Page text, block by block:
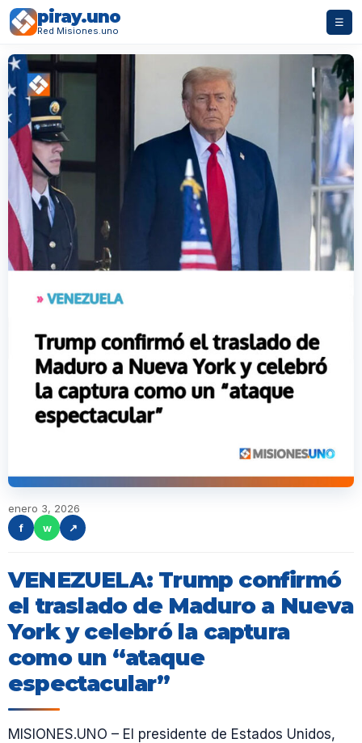
piray.uno
Red Misiones.uno
☰
enero 3, 2026
f
w ↗
VENEZUELA: Trump confirmó
el traslado de Maduro a Nueva
York y celebró la captura
como un “ataque
espectacular”
MISIONES.UNO – El presidente de Estados Unidos,